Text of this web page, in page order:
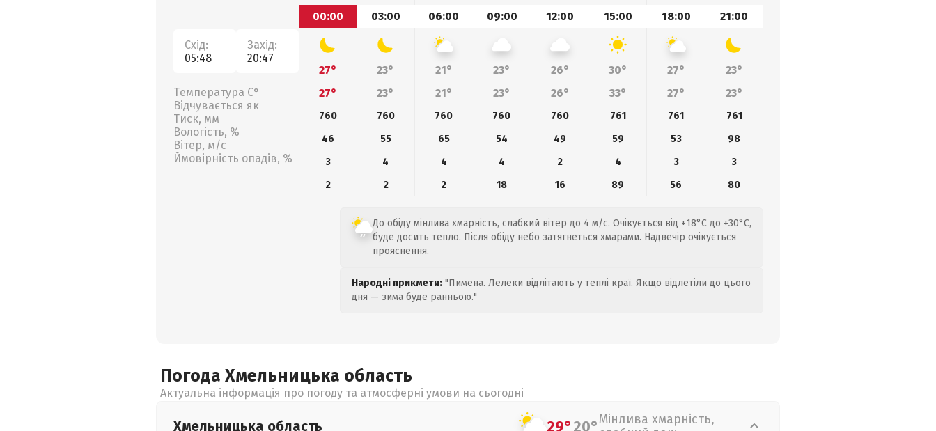
Схід:
05:48
Захід:
20:47
Температура С°
Відчувається як
Тиск, мм
Вологість, %
Вітер, м/с
Ймовірність опадів, %
00:00
03:00 06:00 09:00 12:00 15:00 18:00 21:00
27° 23° 21° 23° 26° 30° 27°
23°
27°
23° 21° 23° 26° 33° 27° 23°
760 760 760 760 760 761 761
761
46
55 65 54 49 59 53
98
3
4 4 4 2 4 3
3
2
2 2 18 16 89 56 80
До обіду мінлива хмарність, слабкий вітер до 4 м/с. Очікується від +18°C до +30°C,
буде досить тепло. Після обіду небо затягнеться хмарами. Надвечір очікується
прояснення.
Народні прикмети: "Пимена. Лелеки відлітають у теплі краї. Якщо відлетіли до цього
дня — зима буде ранньою."
Погода Хмельницька область
Актуальна інформація про погоду та атмосферні умови на сьогодні
Хмельницька область 29°20°Мінлива хмарність,